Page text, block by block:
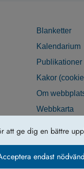
att ge dig en bättre
endast
Blanketter
Kalendarium
Publikationer
Kakor
Om
Webbkarta